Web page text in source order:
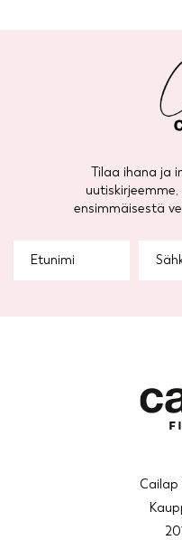
Tilaa ihana ja
ensimmäisestä